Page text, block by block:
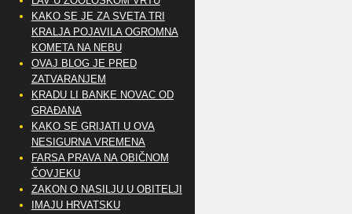
KAKO SE JE ZA SVETA TRI
KRALJA POJAVILA OGROMNA
KOMETA NA NEBU
OVAJ BLOG JE PRED
ZATVARANJEM
KRADU LI BANKE NOVAC OD
GRAĐANA
KAKO SE GRIJATI U OVA
NESIGURNA VREMENA
FARSA PRAVA NA OBIČNOM
ČOVJEKU
ZAKON O NASILJU U OBITELJI
IMAJU HRVATSKU